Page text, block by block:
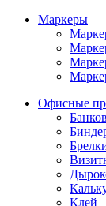
Маркеры
Офисные
Клей